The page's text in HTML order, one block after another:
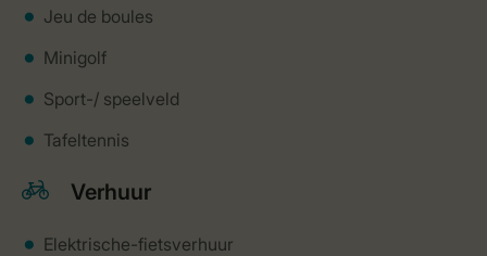
Jeu de boules
Minigolf
Sport-/ speelveld
Tafeltennis
Verhuur
Elektrische-fietsverhuur